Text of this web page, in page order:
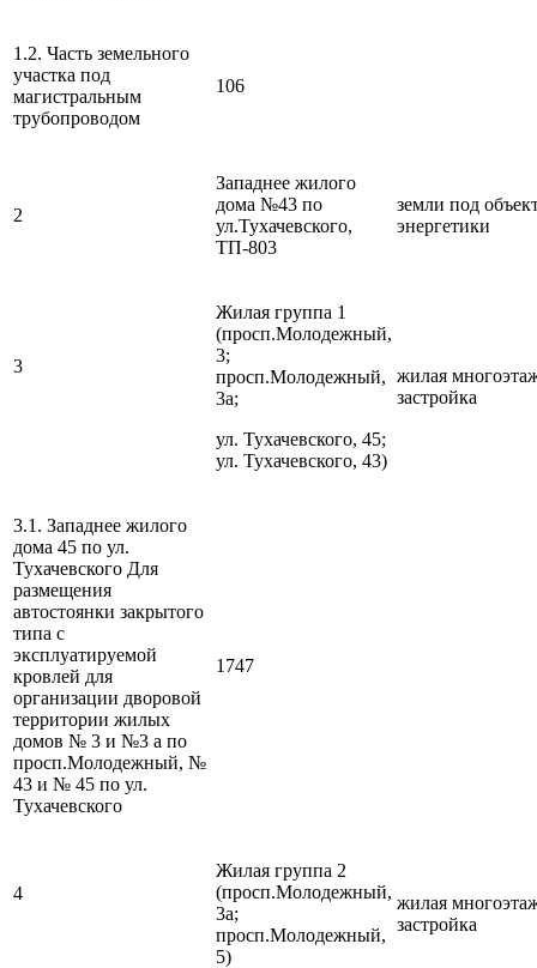
1.2. Часть земельного
участка под
магистральным
трубопроводом
106
2
Западнее жилого
дома №43 по
ул.Тухачевского,
ТП-803
земли под
энергетики
3
Жилая группа 1
(просп.Молодежный,
3;
просп.Молодежный,
3а;
ул. Тухачевского, 45;
ул. Тухачевского, 43)
жилая
застройка
3.1. Западнее жилого
дома 45 по ул.
Тухачевского Для
размещения
автостоянки закрытого
типа с
эксплуатируемой
кровлей для
организации дворовой
территории жилых
домов № 3 и №3 а по
просп.Молодежный, №
43 и № 45 по ул.
Тухачевского
1747
4
Жилая группа 2
(просп.Молодежный,
3а;
просп.Молодежный,
5)
жилая
застройка